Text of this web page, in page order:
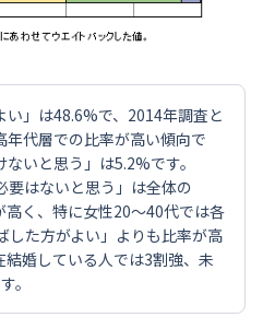
い」は48.6%で、2014年調査と
代層での比率が高い傾向で
いと思う」は5.2%です。
要はないと思う」は全体の
く、特に女性20～40代では各
した方がよい」よりも比率が高
結婚している人では3割強、未
。